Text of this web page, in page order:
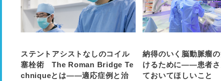
ステントアシストなしのコイル
塞栓術 The Roman Bridge Te
chniqueとは――適応症例と治
納得のいく脳動脈瘤
けるために――患者さ
ておいてほしいこと